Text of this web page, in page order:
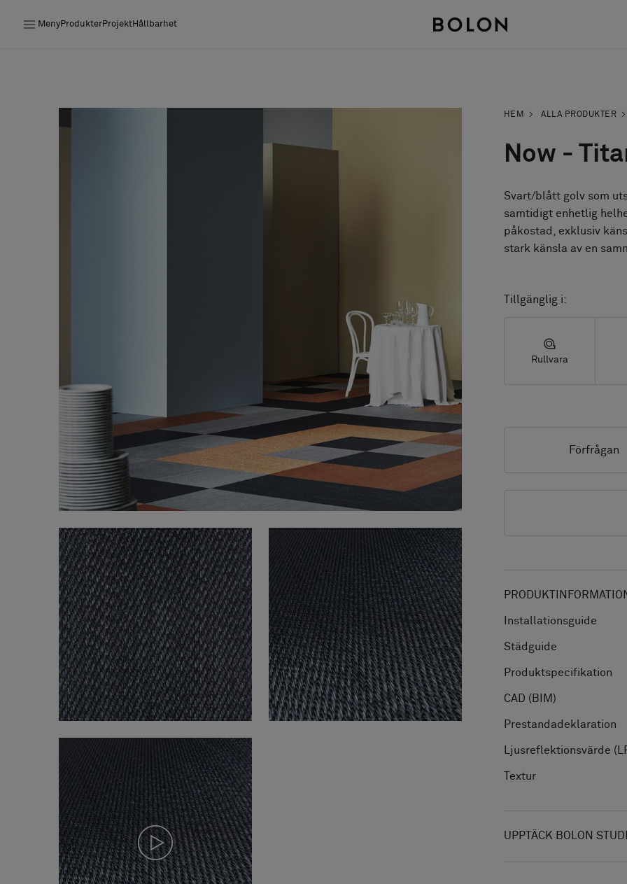
MenyProdukterProjektHållbarhet
Pattern Tile Tool
Image & Material Bank
Välj land
HEM ALLA PRODUKTER
Now -
Svart/blått golv som
samtidigt enhetlig
påkostad, exklusiv
stark känsla av en
Tillgänglig i:
Rullvara
Förfrågan
Installationsguide
Städguide
Produktspecifikation
CAD (BIM)
Prestandadeklaration
Ljusreflektionsvärde
Textur
UPPTÄCK BOLON